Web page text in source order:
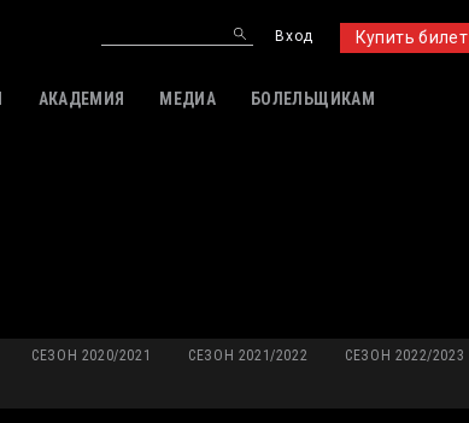
Купить билет
Вход
АКАДЕМИЯ МЕДИА БОЛЕЛЬЩИКАМ
СЕЗОН 2020/2021 СЕЗОН 2021/2022 СЕЗОН 2022/2023